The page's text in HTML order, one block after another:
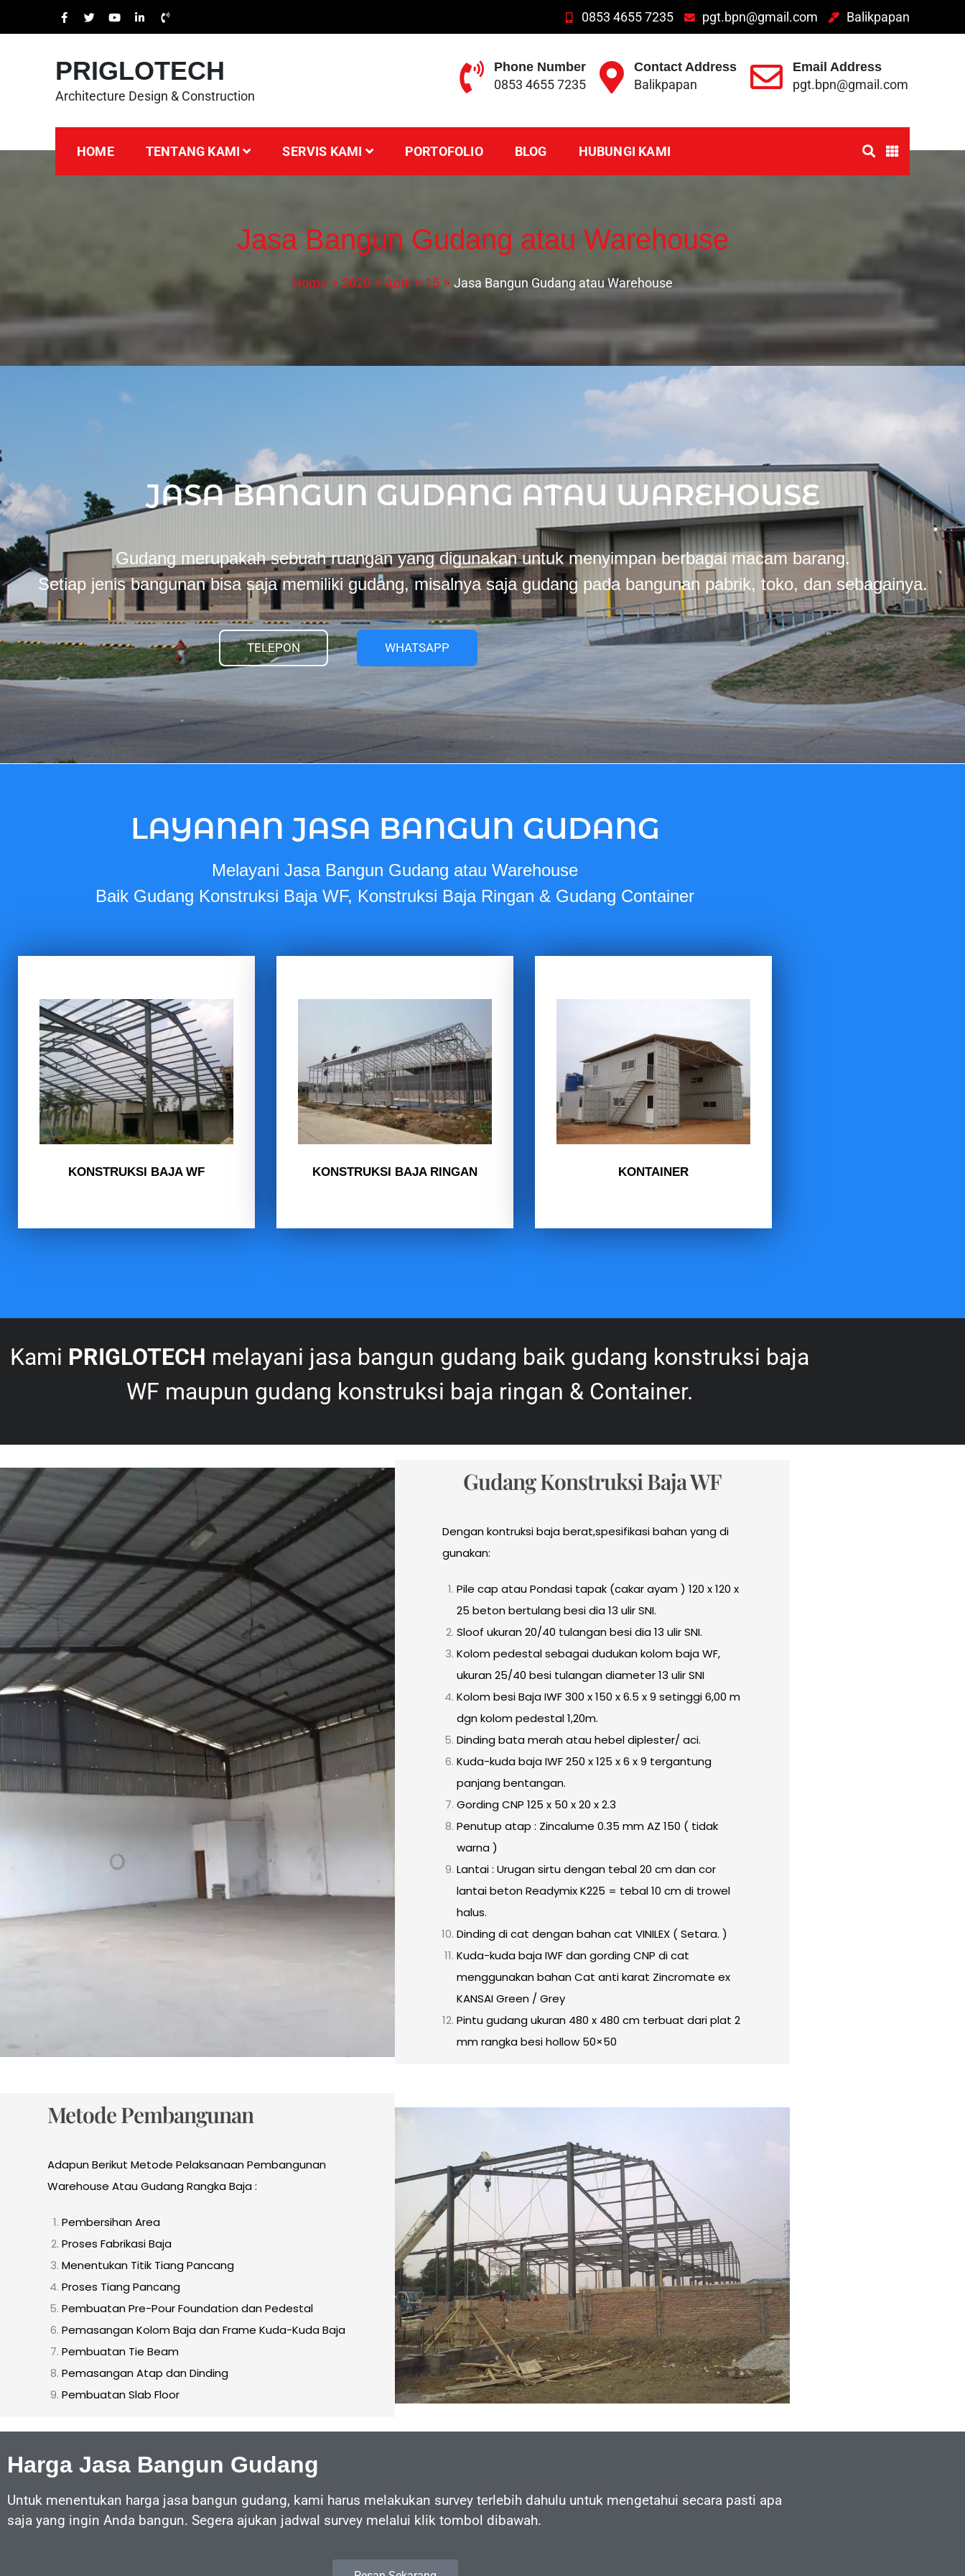
0853 4655 7235 pgt.bpn@gmail.com Balikpapan
PRIGLOTECH
Architecture Design & Construction
Phone Number
0853 4655 7235
Contact Address
Balikpapan
Email Address
pgt.bpn@gmail.com
HOME TENTANG KAMI SERVIS KAMI PORTOFOLIO BLOG HUBUNGI KAMI
Jasa Bangun Gudang atau Warehouse
Home 2020 April 15 Jasa Bangun Gudang atau Warehouse
JASA BANGUN GUDANG ATAU WAREHOUSE
Gudang merupakah sebuah ruangan yang digunakan untuk menyimpan berbagai macam barang.
Setiap jenis bangunan bisa saja memiliki gudang, misalnya saja gudang pada bangunan pabrik, toko, dan sebagainya.
TELEPON WHATSAPP
LAYANAN JASA BANGUN GUDANG
Melayani Jasa Bangun Gudang atau Warehouse
Baik Gudang Konstruksi Baja WF, Konstruksi Baja Ringan & Gudang Container
KONSTRUKSI BAJA WF KONSTRUKSI BAJA RINGAN KONTAINER
Kami PRIGLOTECH melayani jasa bangun gudang baik gudang konstruksi baja
WF maupun gudang konstruksi baja ringan & Container.
Gudang Konstruksi Baja WF
Dengan kontruksi baja berat,spesifikasi bahan yang di
gunakan:
Pile cap atau Pondasi tapak (cakar ayam ) 120 x 120 x
25 beton bertulang besi dia 13 ulir SNI.
Sloof ukuran 20/40 tulangan besi dia 13 ulir SNI.
Kolom pedestal sebagai dudukan kolom baja WF,
ukuran 25/40 besi tulangan diameter 13 ulir SNI
Kolom besi Baja IWF 300 x 150 x 6.5 x 9 setinggi 6,00 m
dgn kolom pedestal 1,20m.
Dinding bata merah atau hebel diplester/ aci.
Kuda-kuda baja IWF 250 x 125 x 6 x 9 tergantung
panjang bentangan.
Gording CNP 125 x 50 x 20 x 2.3
Penutup atap : Zincalume 0.35 mm AZ 150 ( tidak
warna )
Lantai : Urugan sirtu dengan tebal 20 cm dan cor
lantai beton Readymix K225 = tebal 10 cm di trowel
halus.
Dinding di cat dengan bahan cat VINILEX ( Setara. )
Kuda-kuda baja IWF dan gording CNP di cat
menggunakan bahan Cat anti karat Zincromate ex
KANSAI Green / Grey
Pintu gudang ukuran 480 x 480 cm terbuat dari plat 2
mm rangka besi hollow 50×50
Metode Pembangunan
Adapun Berikut Metode Pelaksanaan Pembangunan
Warehouse Atau Gudang Rangka Baja :
Pembersihan Area
Proses Fabrikasi Baja
Menentukan Titik Tiang Pancang
Proses Tiang Pancang
Pembuatan Pre-Pour Foundation dan Pedestal
Pemasangan Kolom Baja dan Frame Kuda-Kuda Baja
Pembuatan Tie Beam
Pemasangan Atap dan Dinding
Pembuatan Slab Floor
Harga Jasa Bangun Gudang
Untuk menentukan harga jasa bangun gudang, kami harus melakukan survey terlebih dahulu untuk mengetahui secara pasti apa
saja yang ingin Anda bangun. Segera ajukan jadwal survey melalui klik tombol dibawah.